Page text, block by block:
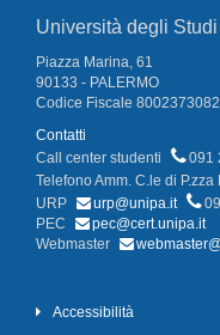
Università degli
Piazza Marina, 61
90133 - PALERMO
Codice Fiscale
Contatti
Call center studenti
091
Telefono Amm. C.le di P.zza
URP
urp@unipa.it
PEC
pec@cert.unipa.it
Webmaster
Accessibilità